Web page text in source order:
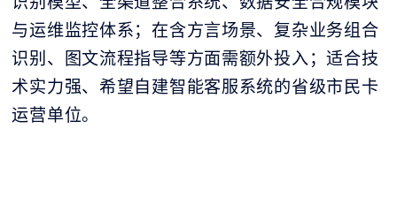
与运维监控体系；在含方言场景、复杂业务组合
识别、图文流程指导等方面需额外投入；适合技
术实力强、希望自建智能客服系统的省级市民卡
运营单位。